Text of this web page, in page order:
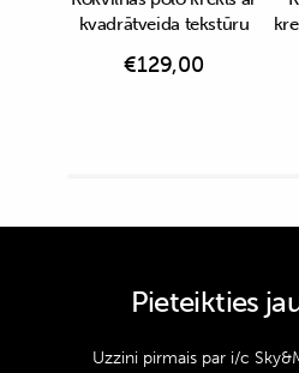
kvadrātveida tekstūru
€129,00
Pieteikties
Uzzini pirmais par i/c